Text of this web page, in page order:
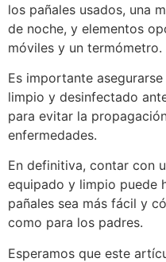
los pañales usados, una
de noche, y elementos
móviles y un termómetro.
Es importante
limpio y desinfectado
para evitar la
enfermedades.
En definitiva, contar con
equipado y limpio puede
pañales sea más fácil y
como para los padres.
Esperamos que este